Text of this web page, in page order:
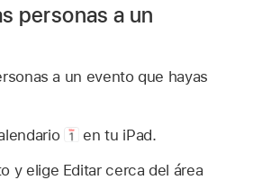
personas a un
a un evento que hayas
en tu iPad.
y elige Editar cerca del área